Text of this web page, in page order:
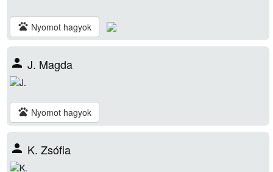
pets Nyomot hagyok
person J. Magda
pets Nyomot hagyok
person K. Zsófia